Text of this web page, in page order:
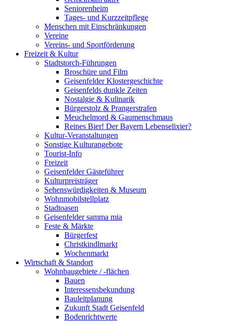
Seniorenheim
Tages- und Kurzzeitpflege
Menschen mit Einschränkungen
Vereine
Vereins- und Sportförderung
Freizeit & Kultur
Stadtstorch-Führungen
Broschüre und Film
Geisenfelder Klostergeschichte
Geisenfelds dunkle Zeiten
Nostalgie & Kulinarik
Bürgerstolz & Prangerstrafen
Meuchelmord & Gaumenschmaus
Reines Bier! Der Bayern Lebenselixier?
Kultur-Veranstaltungen
Sonstige Kulturangebote
Tourist-Info
Freizeit
Geisenfelder Gästeführer
Kulturpreisträger
Sehenswürdigkeiten & Museum
Wohnmobilstellplatz
Stadtoasen
Geisenfelder samma mia
Feste & Märkte
Bürgerfest
Christkindlmarkt
Wochenmarkt
Wirtschaft & Standort
Wohnbaugebiete / -flächen
Bauen
Interessensbekundung
Bauleitplanung
Zukunft Stadt Geisenfeld
Bodenrichtwerte